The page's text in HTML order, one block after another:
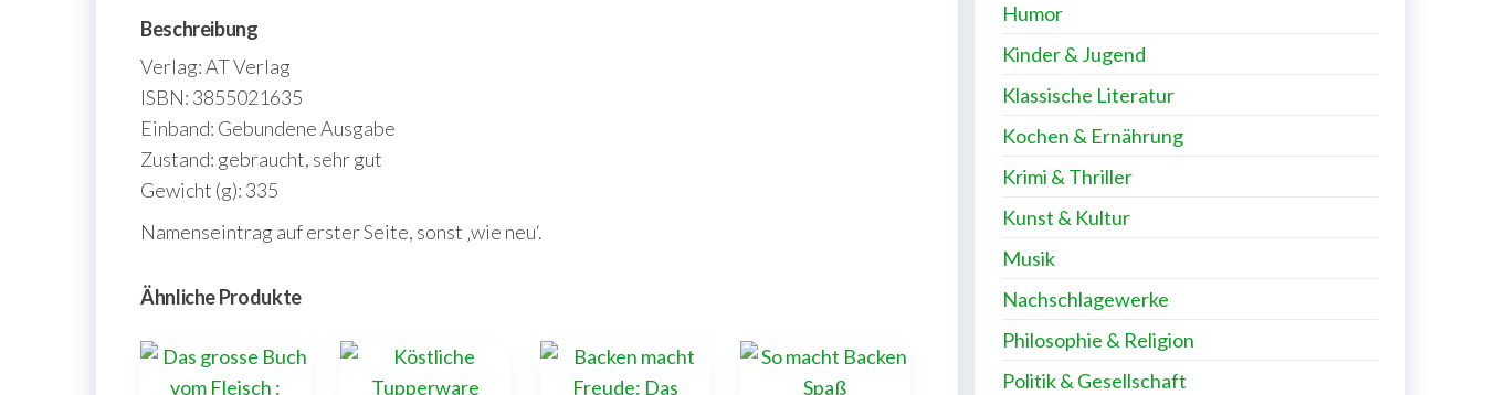
Beschreibung
Verlag: AT Verlag
ISBN: 3855021635
Einband: Gebundene Ausgabe
Zustand: gebraucht, sehr gut
Gewicht (g): 335
Namenseintrag auf erster Seite, sonst ‚wie neu‘.
Ähnliche Produkte
Humor
Kinder & Jugend
Klassische Literatur
Kochen & Ernährung
Krimi & Thriller
Kunst & Kultur
Musik
Nachschlagewerke
Philosophie & Religion
Politik & Gesellschaft